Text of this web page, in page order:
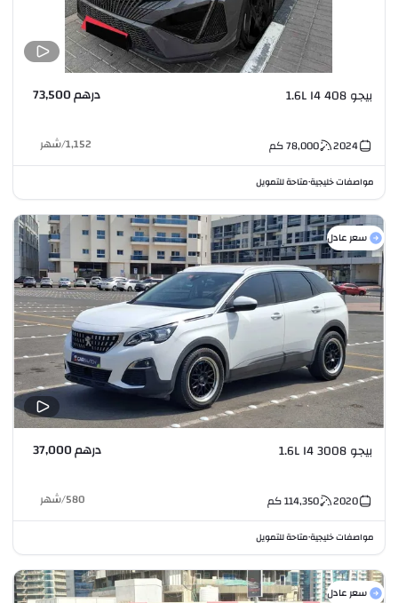
بيجو 408 1.6L I4 درهم 73,500
2024
78,000كم 1,152
/شهر
مواصفات خليجية•متاحة للتمويل
سعر عادل
بيجو 3008 1.6L I4 درهم 37,000
2020
114,350كم 580
/شهر
مواصفات خليجية•متاحة للتمويل
سعر عادل